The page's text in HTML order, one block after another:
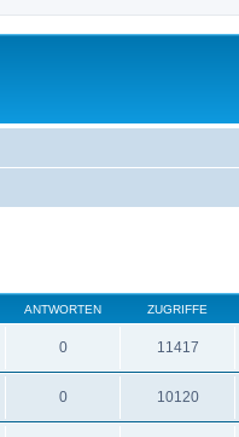
ANTWORTEN ZUGRIFFE
0 11417
0 10120